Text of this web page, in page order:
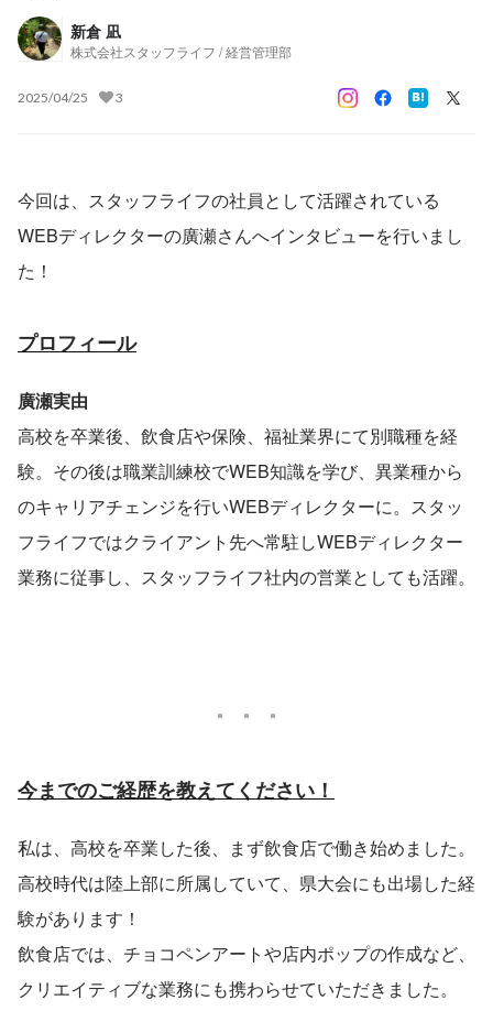
新倉 凪
株式会社スタッフライフ / 経営管理部
2025/04/25 3
今回は、スタッフライフの社員として活躍されている
WEBディレクターの廣瀬さんへインタビューを行いまし
た！
プロフィール
廣瀬実由
高校を卒業後、飲食店や保険、福祉業界にて別職種を経
験。その後は職業訓練校でWEB知識を学び、異業種から
のキャリアチェンジを行いWEBディレクターに。スタッ
フライフではクライアント先へ常駐しWEBディレクター
業務に従事し、スタッフライフ社内の営業としても活躍。
今までのご経歴を教えてください！
私は、高校を卒業した後、まず飲食店で働き始めました。
高校時代は陸上部に所属していて、県大会にも出場した経
験があります！
飲食店では、チョコペンアートや店内ポップの作成など、
クリエイティブな業務にも携わらせていただきました。